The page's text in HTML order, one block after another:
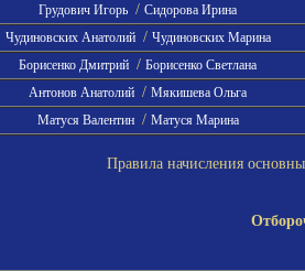
Грудович Игорь / Сидорова Ирина
Чудиновских Анатолий / Чудиновских Марина
Борисенко Дмитрий / Борисенко Светлана
Антонов Анатолий / Мякишева Ольга
Матуся Валентин / Матуся Марина
Правила начисления